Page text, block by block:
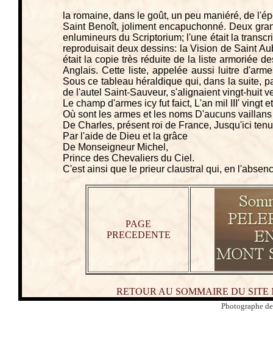
la romaine, dans le goût, un peu maniéré, de
Saint Benoît, joliment encapuchonné. Deux
enlumineurs du Scriptorium; l'une était la
reproduisait deux dessins: la Vision de Saint
était la copie très réduite de la liste armoriée
Anglais. Cette liste, appelée aussi luitre
Sous ce tableau héraldique qui, dans la suite,
de l'autel Saint-Sauveur, s'alignaient vingt-huit
Le champ d'armes icy fut faict, L'an mil III' vingt
Où sont les armes et les noms D'aucuns
De Charles, présent roi de France, Jusqu'ici
Par l'aide de Dieu et la grâce
De Monseigneur Michel,
Prince des Chevaliers du Ciel.
C'est ainsi que le prieur claustral qui, en
PAGE
PRECEDENTE
RETOUR AU SOMMAIRE DU
Photographe